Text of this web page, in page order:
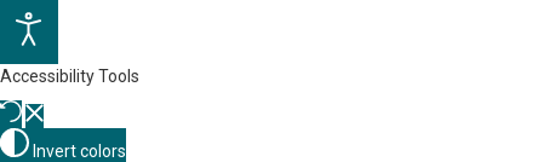
Accessibility Tools
Invert colors